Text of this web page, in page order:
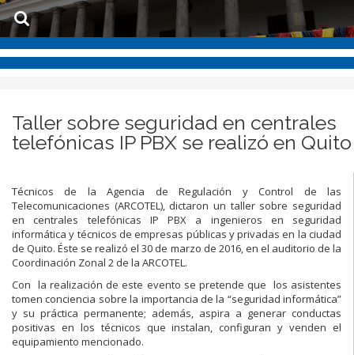
Taller sobre seguridad en centrales
telefónicas IP PBX se realizó en Quito
Técnicos de la Agencia de Regulación y Control de las
Telecomunicaciones (ARCOTEL), dictaron un taller sobre seguridad
en centrales telefónicas IP PBX a ingenieros en seguridad
informática y técnicos de empresas públicas y privadas en la ciudad
de Quito. Éste se realizó el 30 de marzo de 2016, en el auditorio de la
Coordinación Zonal 2 de la ARCOTEL.
Con la realización de este evento se pretende que los asistentes
tomen conciencia sobre la importancia de la “seguridad informática”
y su práctica permanente; además, aspira a generar conductas
positivas en los técnicos que instalan, configuran y venden el
equipamiento mencionado.